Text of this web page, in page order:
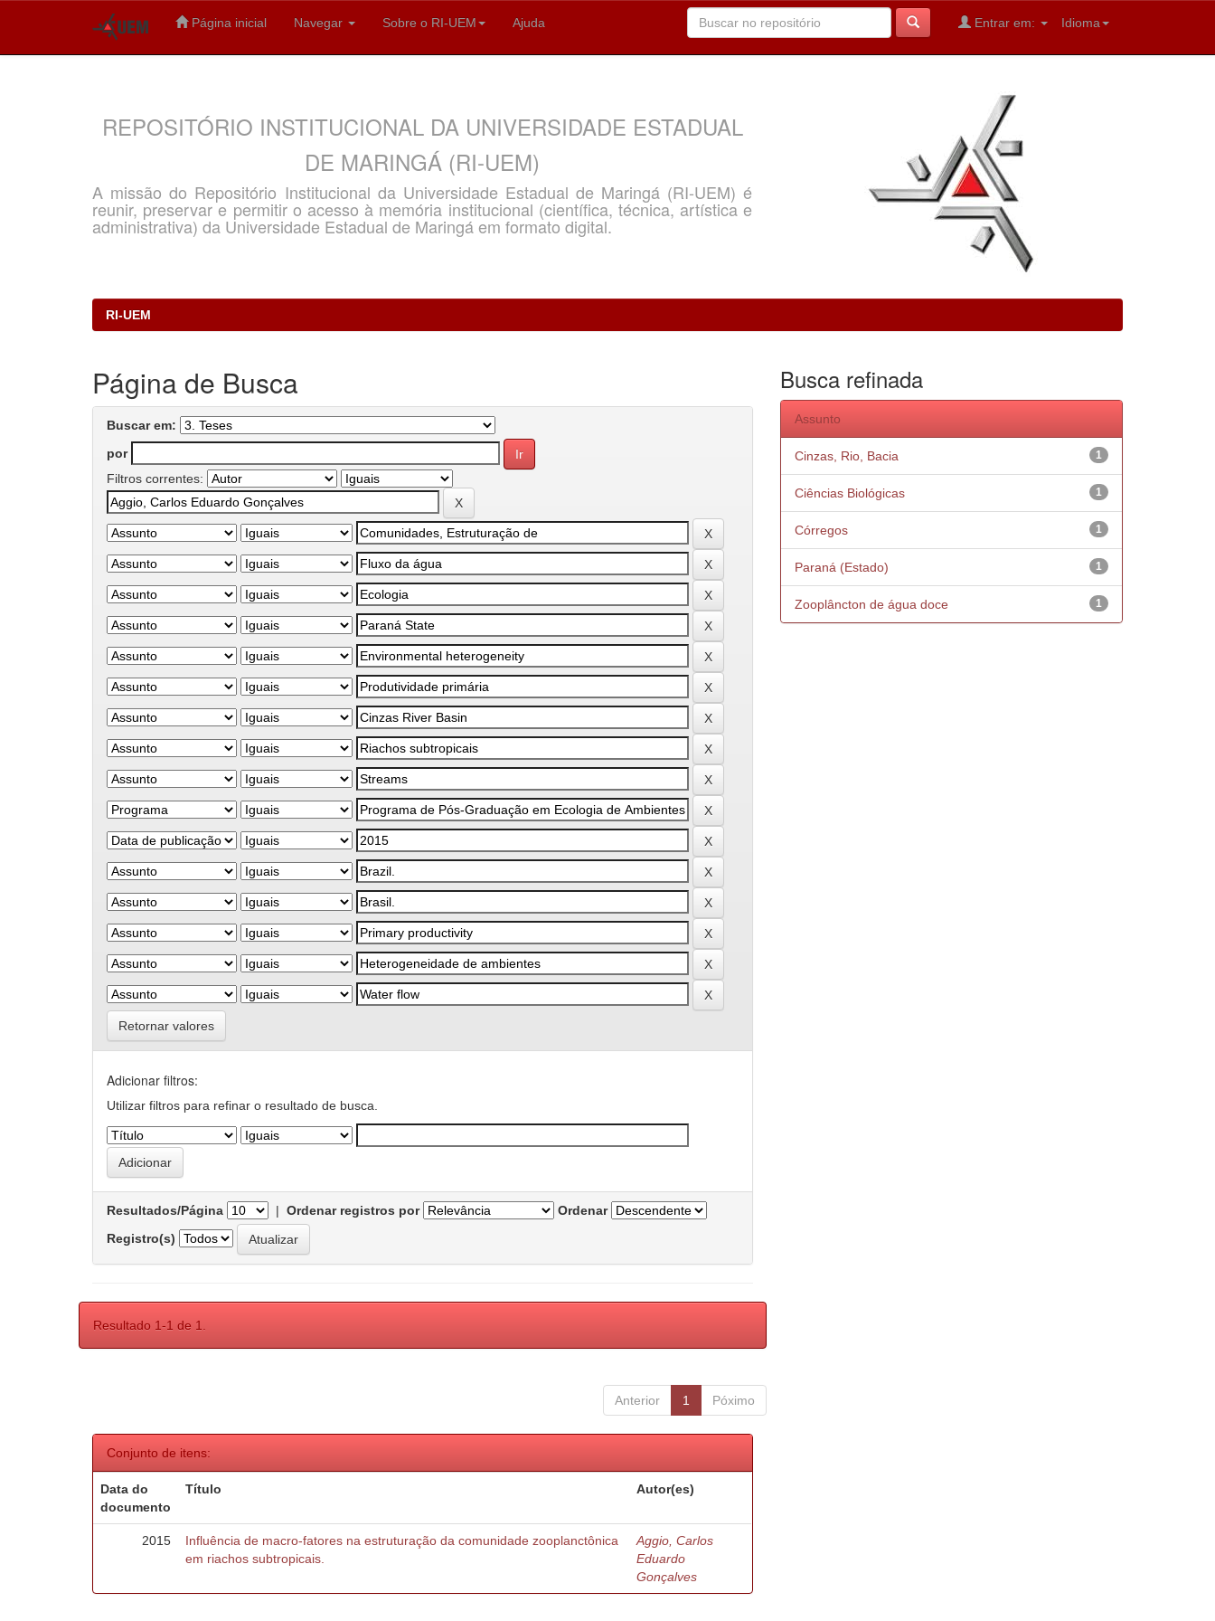
Página inicial Navegar Sobre o RI-UEM Ajuda Idioma
Entrar em:
REPOSITÓRIO INSTITUCIONAL DA UNIVERSIDADE ESTADUAL
DE MARINGÁ (RI-UEM)
A missão do Repositório Institucional da Universidade Estadual de Maringá (RI-UEM) é
reunir, preservar e permitir o acesso à memória institucional (científica, técnica, artística e
administrativa) da Universidade Estadual de Maringá em formato digital.
RI-UEM
Página de Busca
Buscar em:
por
Filtros correntes:
Retornar valores
Adicionar filtros:
Utilizar filtros para refinar o resultado de busca.
Resultados/Página | Ordenar registros por
Ordenar
Registro(s)
Resultado 1-1 de 1.
Anterior 1 Póximo
Conjunto de itens:
Data do
documento
Título Autor(es)
2015
Influência de macro-fatores na estruturação da comunidade zooplanctônica
em riachos subtropicais.
Aggio, Carlos
Eduardo
Gonçalves
Busca refinada
Assunto
1
Cinzas, Rio, Bacia
1
Ciências Biológicas
1
Córregos
1
Paraná (Estado)
1
Zooplâncton de água doce